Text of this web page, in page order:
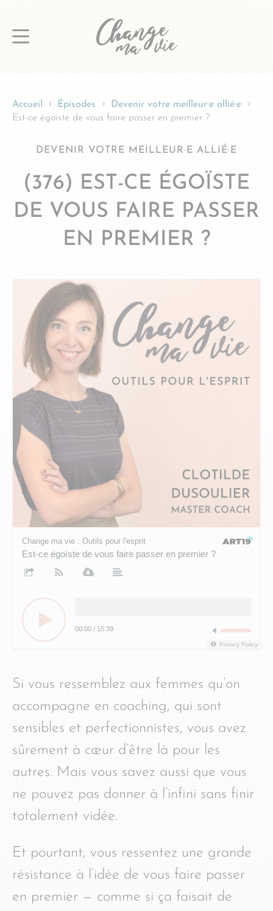
au
Accueil Épisodes
Devenir votre meilleur·e allié·e
Est-ce égoïste de vous faire passer en premier ?
DEVENIR VOTRE MEILLEUR·E ALLIÉ·E
(376) EST-CE ÉGOÏSTE
DE VOUS FAIRE PASSER
EN PREMIER ?
Change ma vie : Outils pour l'esprit
Est-ce égoïste de vous faire passer en premier ?
00:00 / 15:39
Privacy Policy
Si vous ressemblez aux femmes qu’on
accompagne en coaching, qui sont
sensibles et perfectionnistes, vous avez
sûrement à cœur d’être là pour les
autres. Mais vous savez aussi que vous
ne pouvez pas donner à l’infini sans finir
totalement vidée.
Et pourtant, vous ressentez une grande
résistance à l’idée de vous faire passer
en premier — comme si ça faisait de